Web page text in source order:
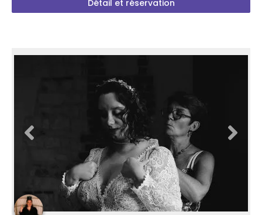
Détail et réservation